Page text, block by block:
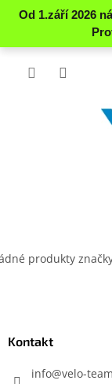
Přejít
produkty
Kontakt
info@velo-